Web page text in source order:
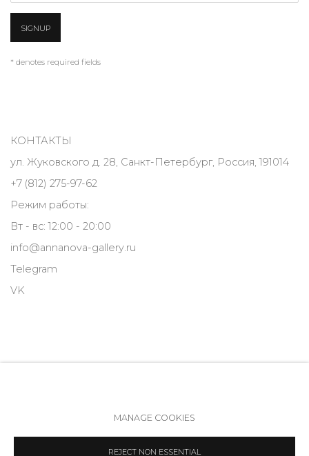
SIGNUP
* denotes required fields
КОНТАКТЫ
ул. Жуковского д. 28, Санкт-Петербург, Россия, 191014
+7 (812) 275-97-62
Режим работы:
Вт - вс: 12:00 - 20:00
info@annanova-gallery.ru
Telegram
VK
COPYRIGHT © 2026 ANNA NOVA GALLERY SITE BY ARTLOGIC
MANAGE COOKIES
REJECT NON ESSENTIAL